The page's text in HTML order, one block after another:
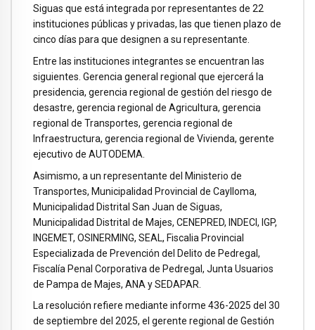
Siguas que está integrada por representantes de 22
instituciones públicas y privadas, las que tienen plazo de
cinco días para que designen a su representante.
Entre las instituciones integrantes se encuentran las
siguientes. Gerencia general regional que ejercerá la
presidencia, gerencia regional de gestión del riesgo de
desastre, gerencia regional de Agricultura, gerencia
regional de Transportes, gerencia regional de
Infraestructura, gerencia regional de Vivienda, gerente
ejecutivo de AUTODEMA.
Asimismo, a un representante del Ministerio de
Transportes, Municipalidad Provincial de Caylloma,
Municipalidad Distrital San Juan de Siguas,
Municipalidad Distrital de Majes, CENEPRED, INDECI, IGP,
INGEMET, OSINERMING, SEAL, Fiscalia Provincial
Especializada de Prevención del Delito de Pedregal,
Fiscalía Penal Corporativa de Pedregal, Junta Usuarios
de Pampa de Majes, ANA y SEDAPAR.
La resolución refiere mediante informe 436-2025 del 30
de septiembre del 2025, el gerente regional de Gestión